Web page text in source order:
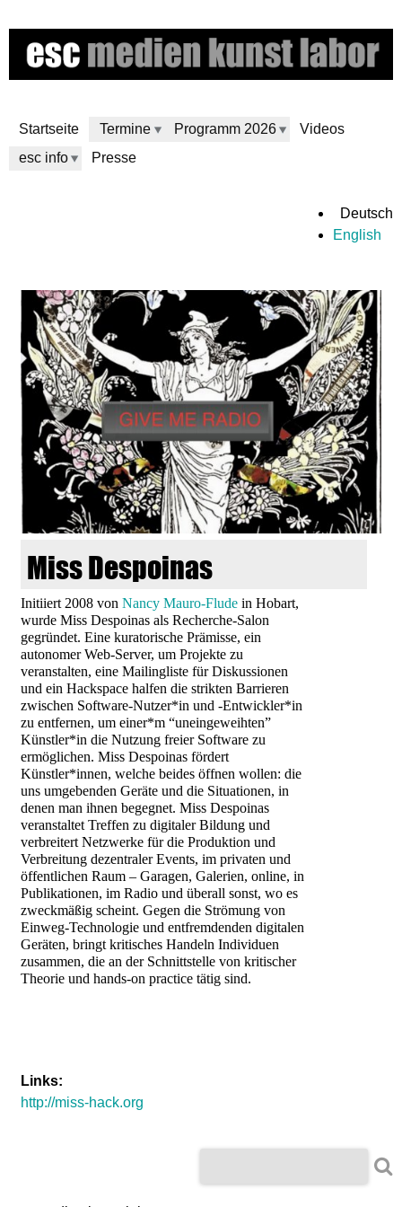
zum
Inhalt
Startseite Termine Programm 2026
Videos
esc info
Presse
c
m
e
d
e
k
u
n
s
a
b
o
Deutsch
English
Miss Despoinas
Initiiert 2008 vonNancy Mauro-Flude in Hobart,
wurde Miss Despoinas als Recherche-Salon
gegründet. Eine kuratorische Prämisse, ein
autonomer Web-Server, um Projekte zu
veranstalten, eine Mailingliste für Diskussionen
und ein Hackspace halfen die strikten Barrieren
zwischen Software-Nutzer*in und -Entwickler*in
zu entfernen, um einer*m “uneingeweihten”
Künstler*in die Nutzung freier Software zu
ermöglichen. Miss Despoinas fördert
Künstler*innen, welche beides öffnen wollen: die
uns umgebenden Geräte und die Situationen, in
denen man ihnen begegnet. Miss Despoinas
veranstaltet Treffen zu digitaler Bildung und
verbreitert Netzwerke für die Produktion und
Verbreitung dezentraler Events, im privaten und
öffentlichen Raum – Garagen, Galerien, online, in
Publikationen, im Radio und überall sonst, wo es
zweckmäßig scheint. Gegen die Strömung von
Einweg-Technologie und entfremdenden digitalen
Geräten, bringt kritisches Handeln Individuen
zusammen, die an der Schnittstelle von kritischer
Theorie und hands-on practice tätig sind.
Links:
http://miss-hack.org